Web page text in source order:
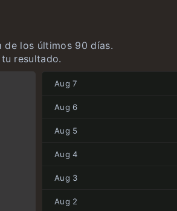
de los últimos 90 días.
resultado.
Aug 7
Aug 6
Aug 5
Aug 4
Aug 3
Aug 2